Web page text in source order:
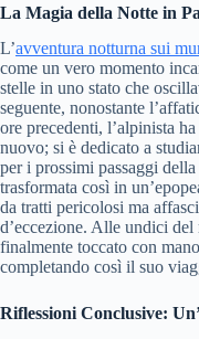
La Magia della Notte in
L’avventura notturna sui
come un vero momento
stelle in uno stato che
seguente, nonostante
ore precedenti, l’alpinista
nuovo; si è dedicato a
per i prossimi passaggi della
trasformata così in
da tratti pericolosi ma
d’eccezione. Alle undici
finalmente toccato con
completando così il suo
Riflessioni Conclusive: